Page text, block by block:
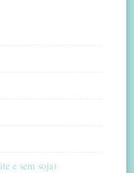
e sem soja)